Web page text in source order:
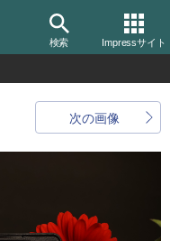
検索 Impressサイト
次の画像